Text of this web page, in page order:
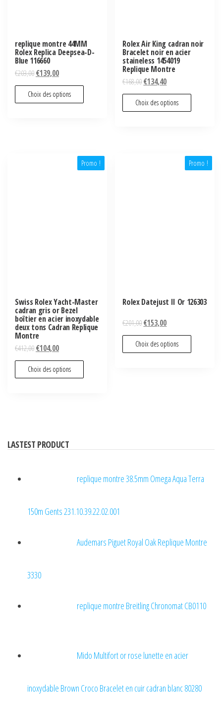
replique montre 44MM
Rolex Replica Deepsea-D-
Blue 116660
€203,00€139,00
Choix des options
Rolex Air King cadran noir
Bracelet noir en acier
staineless 1454019
Replique Montre
€168,00€134,40
Choix des options
Promo !
Swiss Rolex Yacht-Master
cadran gris or Bezel
boîtier en acier inoxydable
deux tons Cadran Replique
Montre
€412,00€104,00
Choix des options
Promo !
Rolex Datejust II Or 126303
€201,00€153,00
Choix des options
LASTEST PRODUCT
replique montre 38.5mm Omega Aqua Terra
150m Gents 231.10.39.22.02.001
Audemars Piguet Royal Oak Replique Montre
3330
replique montre Breitling Chronomat CB0110
Mido Multifort or rose lunette en acier
inoxydable Brown Croco Bracelet en cuir cadran blanc 80280